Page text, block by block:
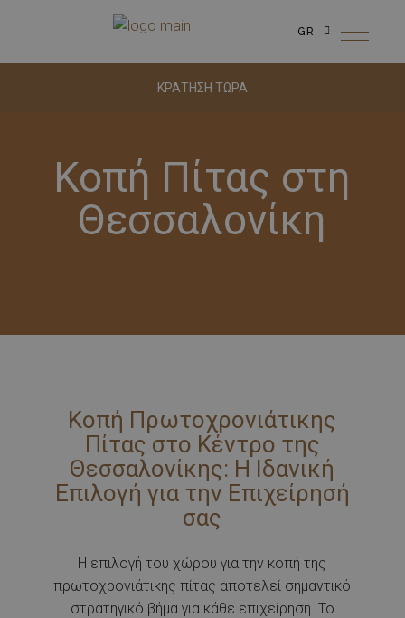
GR
ΚΡΑΤΗΣΗ ΤΩΡΑ
Κοπή Πίτας στη
Θεσσαλονίκη
Κοπή Πρωτοχρονιάτικης
Πίτας στο Κέντρο της
Θεσσαλονίκης: Η Ιδανική
Επιλογή για την Επιχείρησή
σας
Η επιλογή του χώρου για την κοπή της
πρωτοχρονιάτικης πίτας αποτελεί σημαντικό
στρατηγικό βήμα για κάθε επιχείρηση. Το